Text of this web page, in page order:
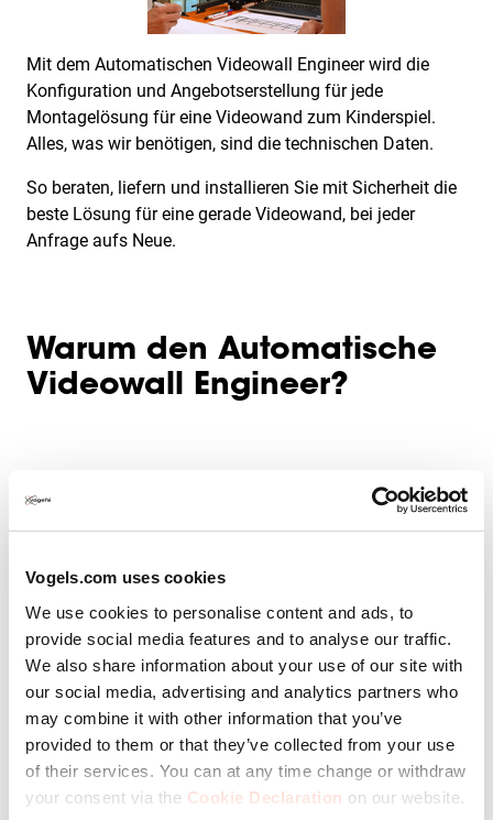
Vogels.com uses cookies
We use cookies to personalise content and ads, to
provide social media features and to analyse our traffic.
We also share information about your use of our site with
our social media, advertising and analytics partners who
may combine it with other information that you’ve
provided to them or that they’ve collected from your use
of their services. You can at any time change or withdraw
your consent via the Cookie Declaration on our website.
Mit dem Automatischen Videowall Engineer wird die
Konfiguration und Angebotserstellung für jede
Montagelösung für eine Videowand zum Kinderspiel.
Alles, was wir benötigen, sind die technischen Daten.
So beraten, liefern und installieren Sie mit Sicherheit die
beste Lösung für eine gerade Videowand, bei jeder
Anfrage aufs Neue.
Warum den Automatische
Videowall Engineer?
Maßgeschneiderte fachkundige Beratung
Technische Zeichnungen (für eine gerade
Videowand)